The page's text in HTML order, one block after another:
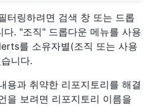
터링하려면 검색 창 또는 드롭
다. "조직" 드롭다운 메뉴를 사용
를 소유자별(조직 또는 사용
니다.
용과 취약한 리포지토리를 해결
을 보려면 리포지토리 이름을